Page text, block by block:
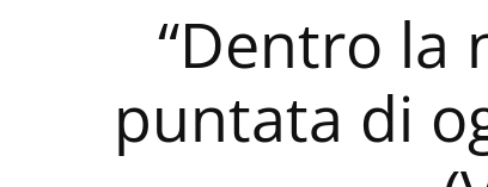
“Dentro la
puntata di